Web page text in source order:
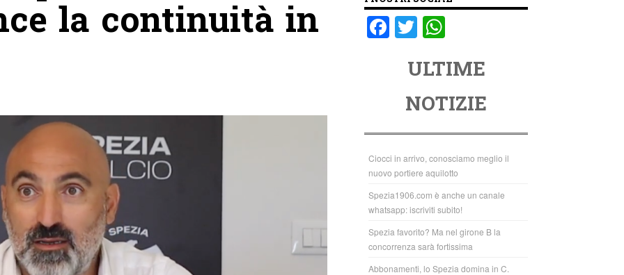
la continuità in
F
o
o
k
T
tt
er
at
s
A
p
p
ULTIME
NOTIZIE
Ciocci in arrivo, conosciamo meglio il
nuovo portiere aquilotto
Spezia1906.com è anche un canale
whatsapp: iscriviti subito!
Spezia favorito? Ma nel girone B la
concorrenza sarà fortissima
Abbonamenti, lo Spezia domina in C.